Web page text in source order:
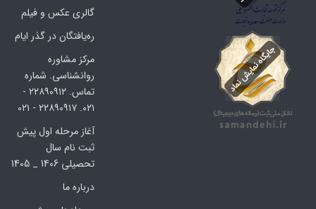
گالری عکس و فیلم
ره‌یافتگان در گذر ایام
مرکز مشاوره
روانشناسی. شماره
تماس. ۲۲۸۹۰۹۱۲ -
۰۲۱. ۲۲۸۹۰۹۱۷ - ۰۲۱
آغاز مرحله اول پیش
ثبت نام سال
تحصیلی 1406 _ 1405
درباره ما